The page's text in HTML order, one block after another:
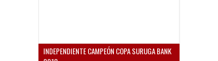
INDEPENDIENTE CAMPEÓN COPA SURUGA BANK